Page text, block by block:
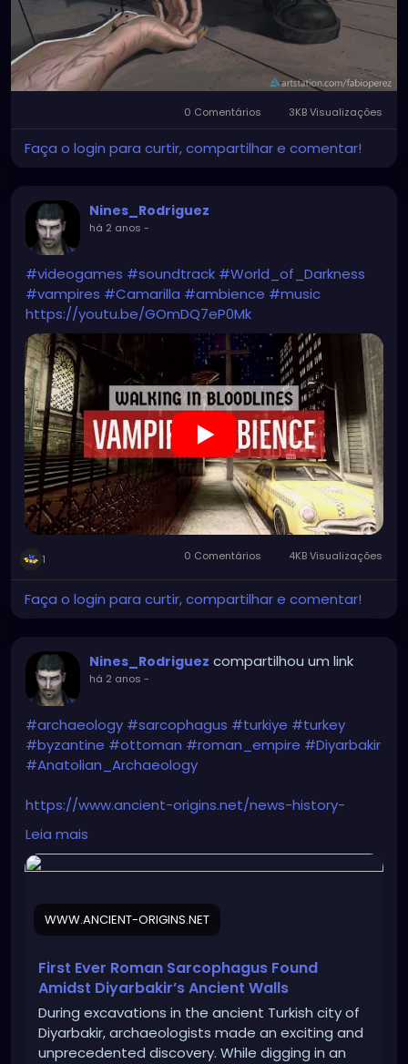
0 Comentários 3KB Visualizações
Faça o login para curtir, compartilhar e comentar!
Nines_Rodriguez
há 2 anos -
#videogames #soundtrack #World_of_Darkness
#vampires #Camarilla #ambience #music
https://youtu.be/GOmDQ7eP0Mk
1 0 Comentários 4KB Visualizações
Faça o login para curtir, compartilhar e comentar!
Nines_Rodriguez compartilhou um link
há 2 anos -
#archaeology #sarcophagus #turkiye #turkey
#byzantine #ottoman #roman_empire #Diyarbakir
#Anatolian_Archaeology
https://www.ancient-origins.net/news-history-
archaeology/roman-sarcophagus-0020615
InfernalHate
Leia mais
WWW.ANCIENT-ORIGINS.NET
First Ever Roman Sarcophagus Found
Amidst Diyarbakir’s Ancient Walls
During excavations in the ancient Turkish city of
Diyarbakir, archaeologists made an exciting and
unprecedented discovery. While digging in an